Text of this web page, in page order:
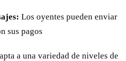
Los oyentes pueden enviar
sus pagos
a una variedad de niveles de